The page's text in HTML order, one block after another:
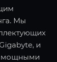
Мы
и
мощными